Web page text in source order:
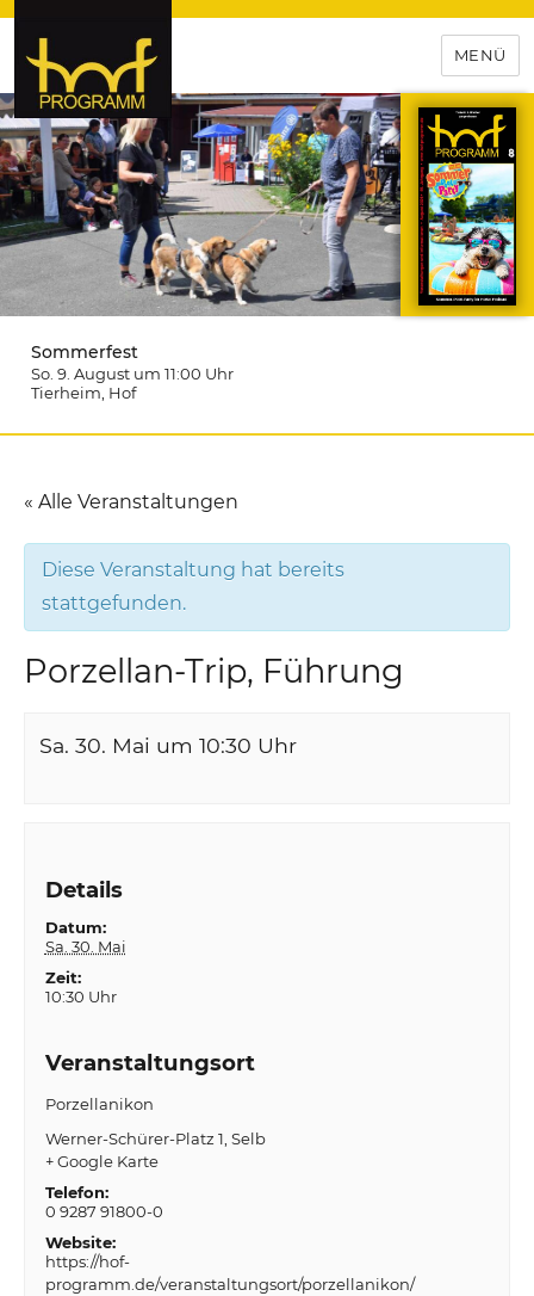
hof-programm – das
Veranstaltungsportal für
Hochfranken
MENÜ
Sommerfest
So. 9. August um 11:00 Uhr
Tierheim , Hof
« Alle Veranstaltungen
Diese Veranstaltung hat bereits
stattgefunden.
Porzellan-Trip, Führung
Sa. 30. Mai um 10:30 Uhr
Details
Datum:
Sa. 30. Mai
Zeit:
10:30 Uhr
Veranstaltungsort
Porzellanikon
Werner-Schürer-Platz 1 Selb
+ Google Karte
Telefon:
0 9287 91800-0
Website:
https://hof-
programm.de/veranstaltungsort/porzellanikon/